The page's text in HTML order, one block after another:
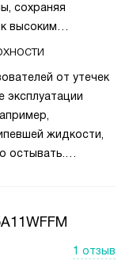
сохраняя
высоким
со временем.
не въедаются
от утечек
эксплуатации
жидкости,
остывать.
1 отзыв